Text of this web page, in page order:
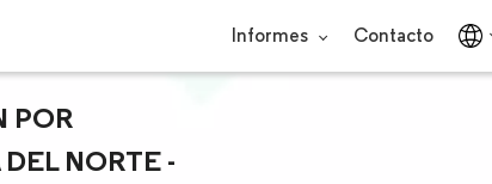
Informes Contacto
POR
NORTE -